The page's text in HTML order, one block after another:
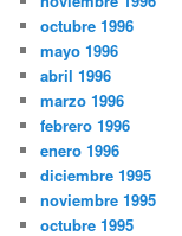
octubre 1996
mayo 1996
abril 1996
marzo 1996
febrero 1996
enero 1996
diciembre 1995
noviembre 1995
octubre 1995